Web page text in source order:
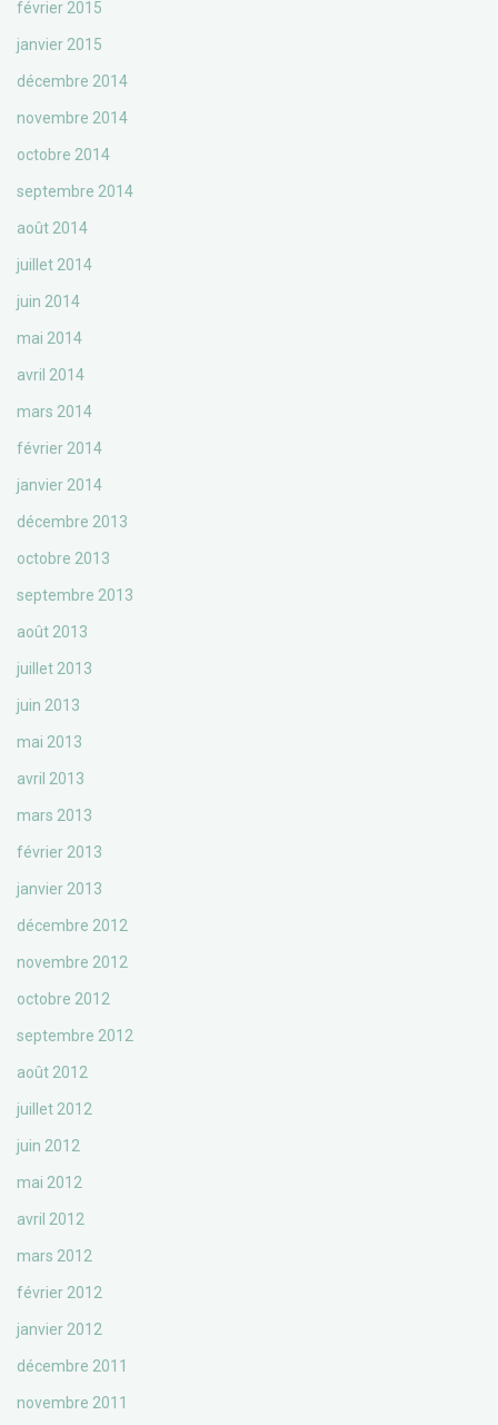
février 2015
janvier 2015
décembre 2014
novembre 2014
octobre 2014
septembre 2014
août 2014
juillet 2014
juin 2014
mai 2014
avril 2014
mars 2014
février 2014
janvier 2014
décembre 2013
octobre 2013
septembre 2013
août 2013
juillet 2013
juin 2013
mai 2013
avril 2013
mars 2013
février 2013
janvier 2013
décembre 2012
novembre 2012
octobre 2012
septembre 2012
août 2012
juillet 2012
juin 2012
mai 2012
avril 2012
mars 2012
février 2012
janvier 2012
décembre 2011
novembre 2011